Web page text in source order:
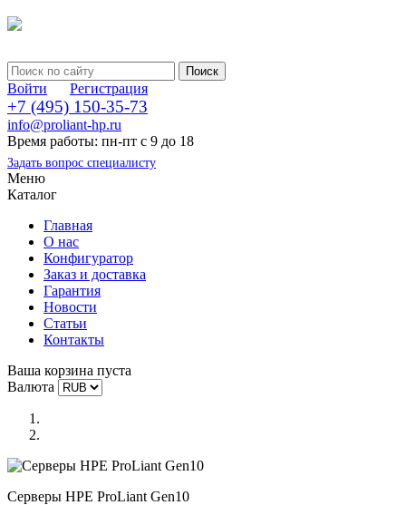
Войти Регистрация
+7 (495) 150-35-73
info@proliant-hp.ru
Время работы: пн-пт с 9 до 18
Задать вопрос специалисту
Меню
Каталог
Главная
О нас
Конфигуратор
Заказ и доставка
Гарантия
Новости
Статьи
Контакты
Ваша корзина пуста
Валюта
Серверы HPE ProLiant Gen10